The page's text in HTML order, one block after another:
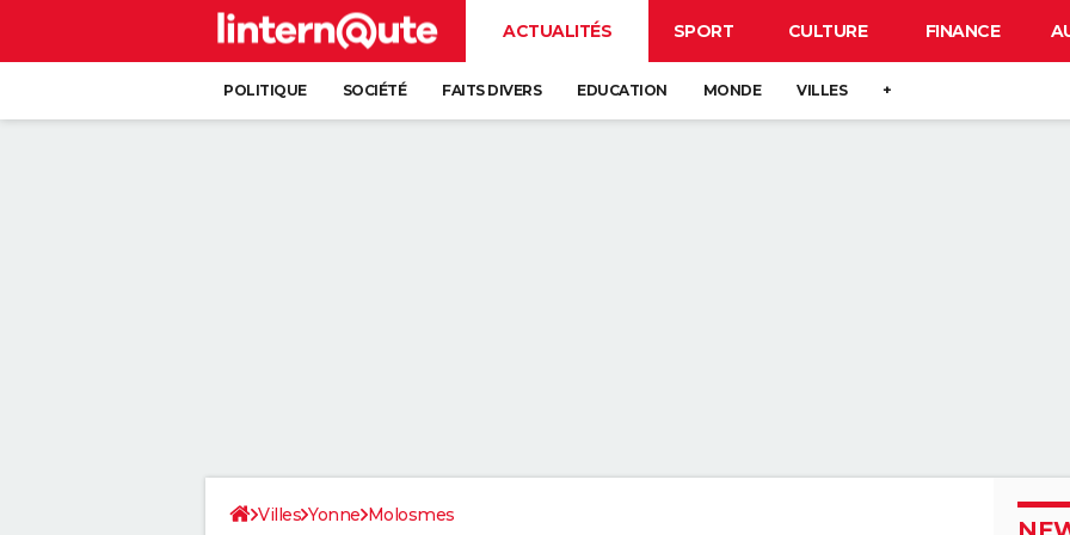
ACTUALITÉS SPORT CULTURE FINANCE
POLITIQUE SOCIÉTÉ FAITS DIVERS EDUCATION MONDE VILLES +
Villes Yonne Molosmes